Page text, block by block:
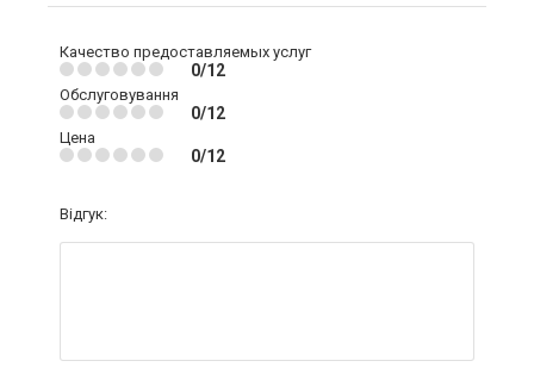
Качество предоставляемых услуг
0/12
Обслуговування
0/12
Цена
0/12
Відгук: